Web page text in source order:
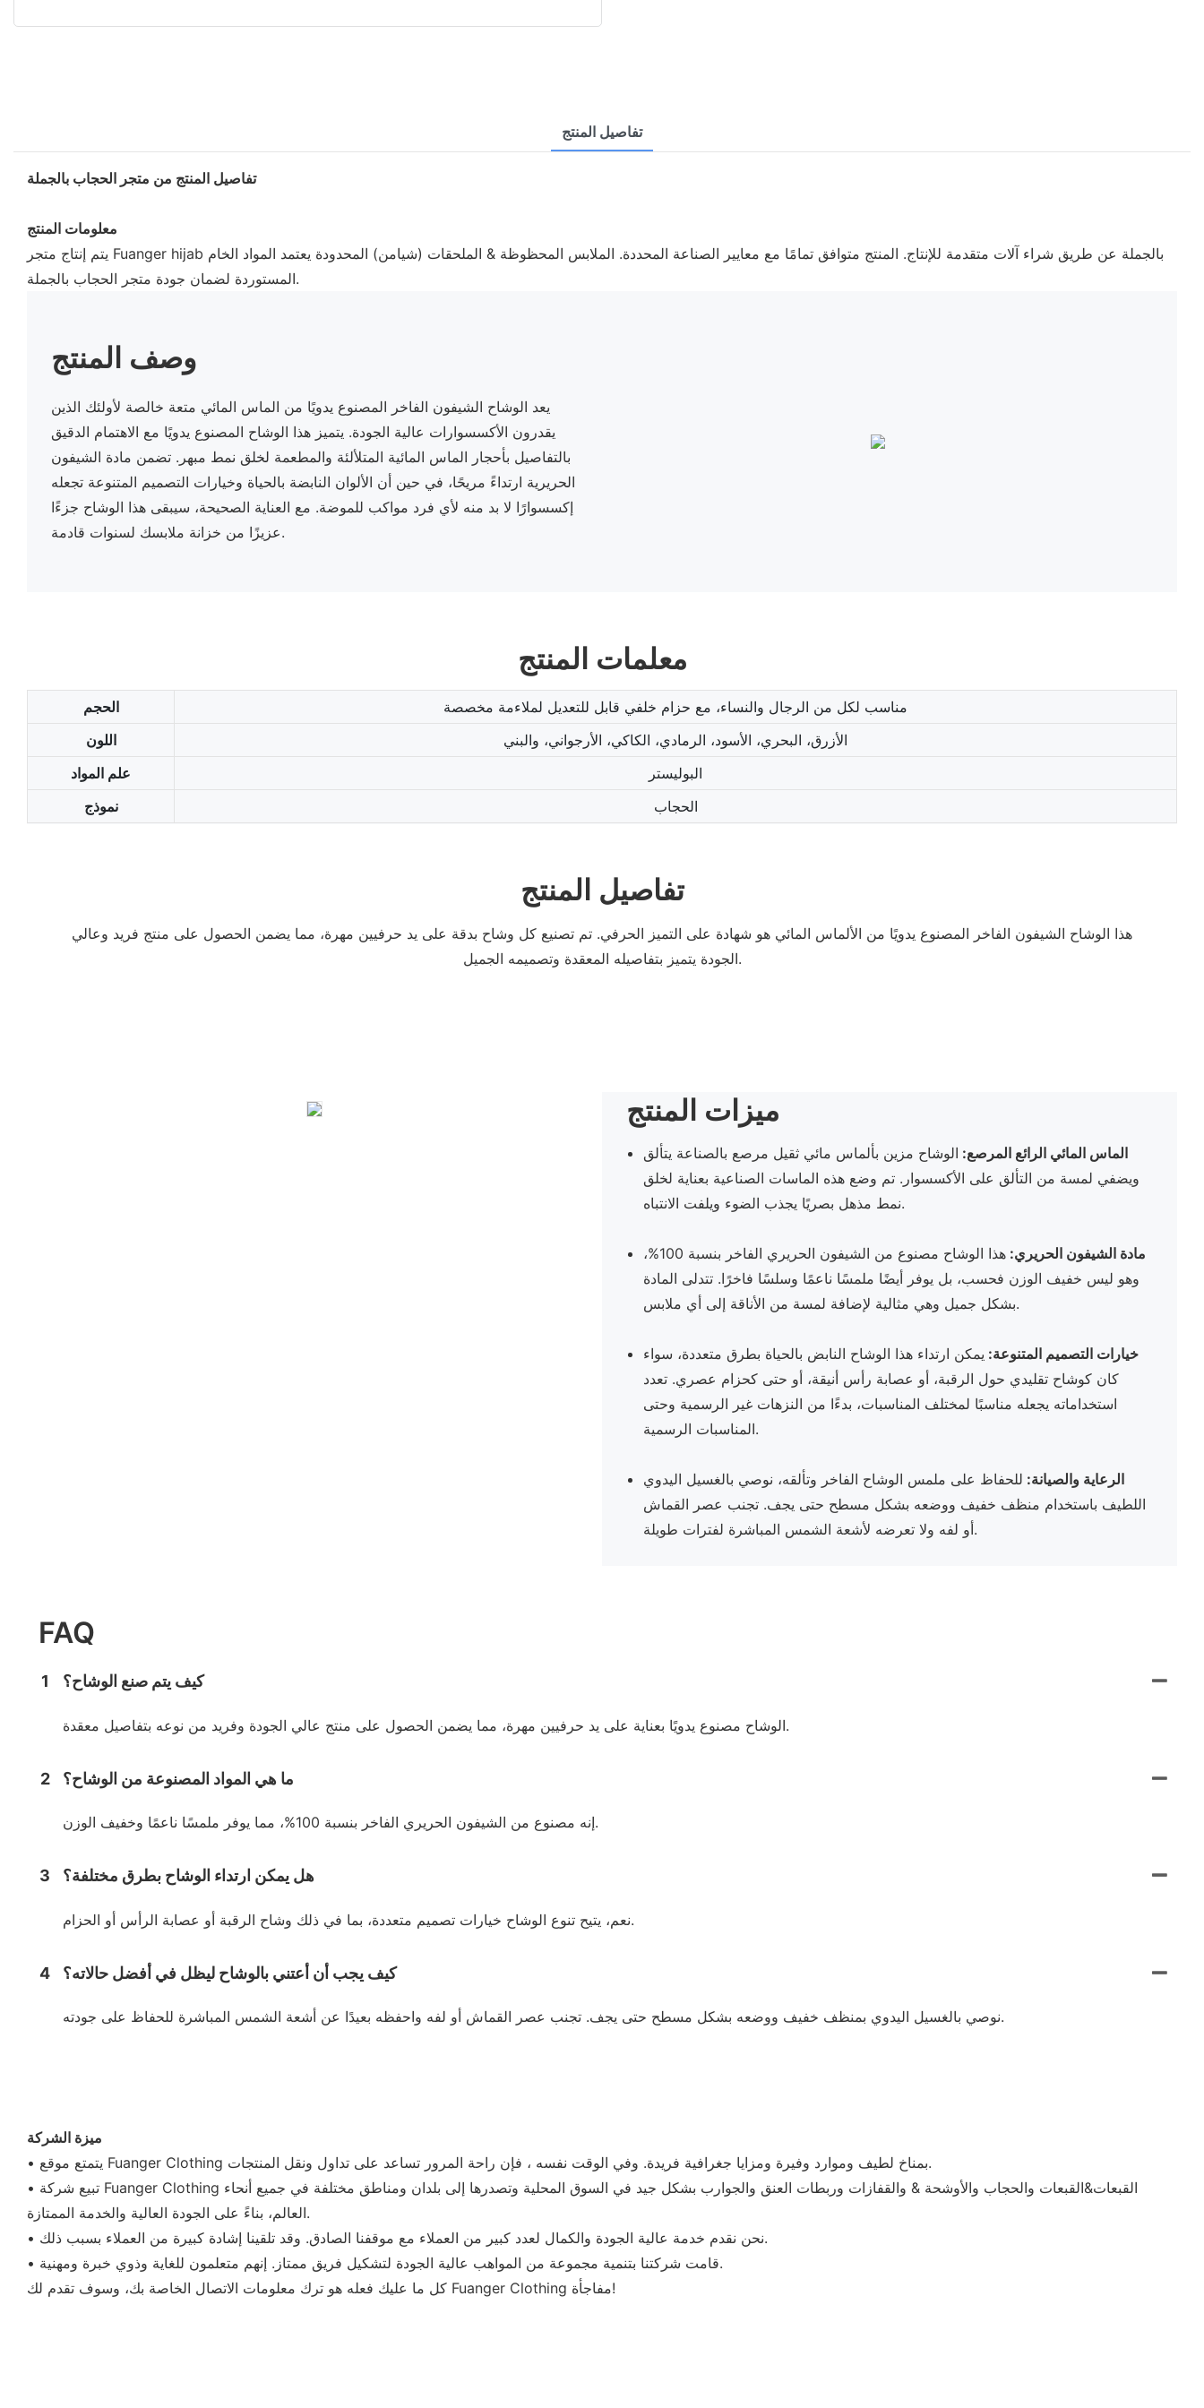
تفاصيل المنتج
تفاصيل المنتج من متجر الحجاب بالجملة
معلومات المنتج
يتم إنتاج متجر Fuanger hijab بالجملة عن طريق شراء آلات متقدمة للإنتاج. المنتج متوافق تمامًا مع معايير الصناعة المحددة. الملابس المحظوظة & الملحقات (شيامن) المحدودة يعتمد المواد الخام
المستوردة لضمان جودة متجر الحجاب بالجملة.
وصف المنتج
يعد الوشاح الشيفون الفاخر المصنوع يدويًا من الماس المائي متعة خالصة لأولئك الذين
يقدرون الأكسسوارات عالية الجودة. يتميز هذا الوشاح المصنوع يدويًا مع الاهتمام الدقيق
بالتفاصيل بأحجار الماس المائية المتلألئة والمطعمة لخلق نمط مبهر. تضمن مادة الشيفون
الحريرية ارتداءً مريحًا، في حين أن الألوان النابضة بالحياة وخيارات التصميم المتنوعة تجعله
إكسسوارًا لا بد منه لأي فرد مواكب للموضة. مع العناية الصحيحة، سيبقى هذا الوشاح جزءًا
عزيزًا من خزانة ملابسك لسنوات قادمة.
معلمات المنتج
الحجم
مناسب لكل من الرجال والنساء، مع حزام خلفي قابل للتعديل لملاءمة مخصصة
اللون
الأزرق، البحري، الأسود، الرمادي، الكاكي، الأرجواني، والبني
علم المواد
البوليستر
نموذج
الحجاب
تفاصيل المنتج
هذا الوشاح الشيفون الفاخر المصنوع يدويًا من الألماس المائي هو شهادة على التميز الحرفي. تم تصنيع كل وشاح بدقة على يد حرفيين مهرة، مما يضمن الحصول على منتج فريد وعالي
الجودة يتميز بتفاصيله المعقدة وتصميمه الجميل.
ميزات المنتج
الماس المائي الرائع المرصع: الوشاح مزين بألماس مائي ثقيل مرصع بالصناعة يتألق
ويضفي لمسة من التألق على الأكسسوار. تم وضع هذه الماسات الصناعية بعناية لخلق
نمط مذهل بصريًا يجذب الضوء ويلفت الانتباه.
مادة الشيفون الحريري:
هذا الوشاح مصنوع من الشيفون الحريري الفاخر بنسبة 100%،
وهو ليس خفيف الوزن فحسب، بل يوفر أيضًا ملمسًا ناعمًا وسلسًا فاخرًا. تتدلى المادة
بشكل جميل وهي مثالية لإضافة لمسة من الأناقة إلى أي ملابس.
خيارات التصميم المتنوعة: يمكن ارتداء هذا الوشاح النابض بالحياة بطرق متعددة، سواء
كان كوشاح تقليدي حول الرقبة، أو عصابة رأس أنيقة، أو حتى كحزام عصري. تعدد
استخداماته يجعله مناسبًا لمختلف المناسبات، بدءًا من النزهات غير الرسمية وحتى
المناسبات الرسمية.
الرعاية والصيانة: للحفاظ على ملمس الوشاح الفاخر وتألقه، نوصي بالغسيل اليدوي
اللطيف باستخدام منظف خفيف ووضعه بشكل مسطح حتى يجف. تجنب عصر القماش
أو لفه ولا تعرضه لأشعة الشمس المباشرة لفترات طويلة.
FAQ
1 كيف يتم صنع الوشاح؟
الوشاح مصنوع يدويًا بعناية على يد حرفيين مهرة، مما يضمن الحصول على منتج عالي الجودة وفريد ​​من نوعه بتفاصيل معقدة.
2 ما هي المواد المصنوعة من الوشاح؟
إنه مصنوع من الشيفون الحريري الفاخر بنسبة 100%، مما يوفر ملمسًا ناعمًا وخفيف الوزن.
3 هل يمكن ارتداء الوشاح بطرق مختلفة؟
نعم، يتيح تنوع الوشاح خيارات تصميم متعددة، بما في ذلك وشاح الرقبة أو عصابة الرأس أو الحزام.
4 كيف يجب أن أعتني بالوشاح ليظل في أفضل حالاته؟
نوصي بالغسيل اليدوي بمنظف خفيف ووضعه بشكل مسطح حتى يجف. تجنب عصر القماش أو لفه واحفظه بعيدًا عن أشعة الشمس المباشرة للحفاظ على جودته.
ميزة الشركة
• يتمتع موقع Fuanger Clothing بمناخ لطيف وموارد وفيرة ومزايا جغرافية فريدة. وفي الوقت نفسه ، فإن راحة المرور تساعد على تداول ونقل المنتجات.
• تبيع شركة Fuanger Clothing القبعات&القبعات والحجاب والأوشحة & والقفازات وربطات العنق والجوارب بشكل جيد في السوق المحلية وتصدرها إلى بلدان ومناطق مختلفة في جميع أنحاء
العالم، بناءً على الجودة العالية والخدمة الممتازة.
• نحن نقدم خدمة عالية الجودة والكمال لعدد كبير من العملاء مع موقفنا الصادق. وقد تلقينا إشادة كبيرة من العملاء بسبب ذلك.
• قامت شركتنا بتنمية مجموعة من المواهب عالية الجودة لتشكيل فريق ممتاز. إنهم متعلمون للغاية وذوي خبرة ومهنية.
كل ما عليك فعله هو ترك معلومات الاتصال الخاصة بك، وسوف تقدم لك Fuanger Clothing مفاجأة!